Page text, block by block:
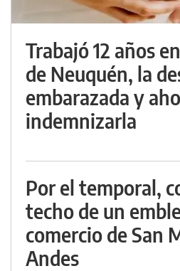
Trabajó 12 años
de Neuquén, la
embarazada y
indemnizarla
Por el temporal,
techo de un
comercio de San
Andes